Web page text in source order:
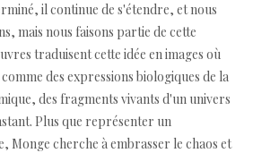
il continue de s'étendre, et nous
mais nous faisons partie de cette
traduisent cette idée en images où
des expressions biologiques de la
des fragments vivants d'un univers
Plus que représenter un
Monge cherche à embrasser le chaos et